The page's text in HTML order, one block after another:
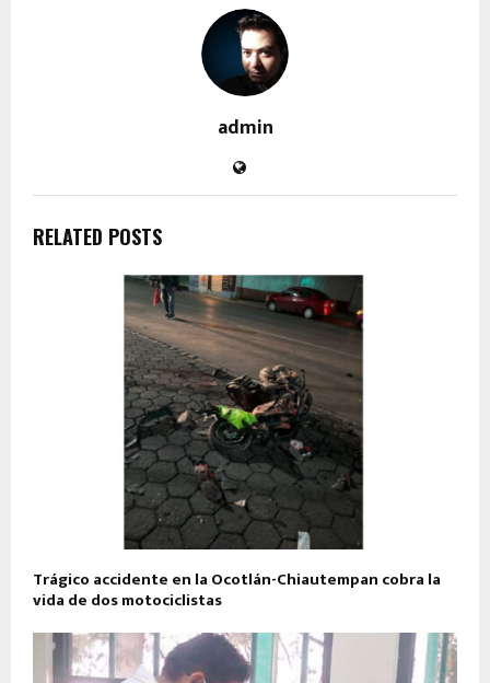
admin
RELATED POSTS
Trágico accidente en la Ocotlán-Chiautempan cobra la
vida de dos motociclistas